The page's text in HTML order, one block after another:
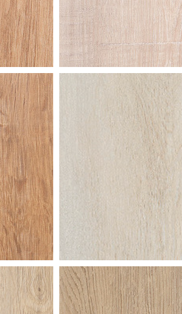
sawn
bisque